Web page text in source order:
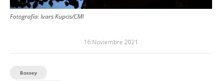
Fotografía:Ivars Kupcis/CMI
16 Noviembre 2021
Bossey